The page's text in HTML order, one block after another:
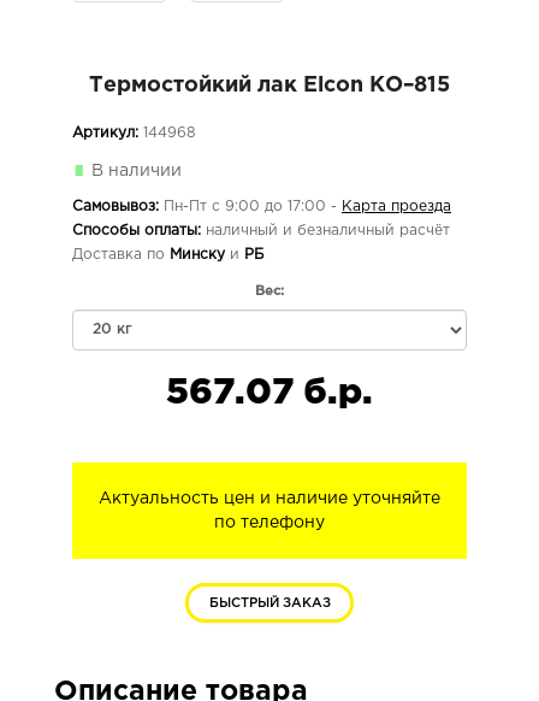
Термостойкий лак Elcon КО–815
Артикул: 144968
В наличии
Самовывоз: Пн-Пт с 9:00 до 17:00 -
Карта проезда
Способы оплаты: наличный и безналичный расчёт
Доставка по
Минску и РБ
Вес:
567.07 б.р.
Актуальность цен и наличие уточняйте
по телефону
БЫСТРЫЙ ЗАКАЗ
Описание товара